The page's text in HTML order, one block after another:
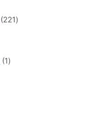
221221
11